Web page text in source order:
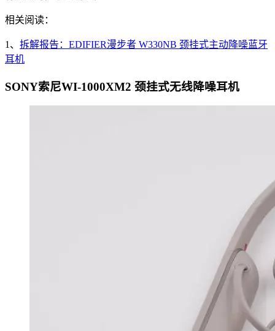
相关阅读：
1、 拆解报告：EDIFIER漫步者 W330NB 颈挂式主动降噪蓝牙
耳机
SONY索尼WI-1000XM2 颈挂式无线降噪耳机